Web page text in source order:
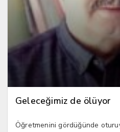
Geleceğimiz de ölüyor
Öğretmenini gördüğünde